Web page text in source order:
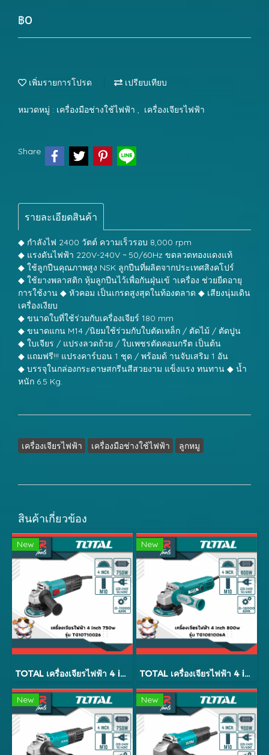
฿0
เพิ่มรายการโปรด เปรียบเทียบ
หมวดหมู่ : เครื่องมือช่างใช้ไฟฟ้า , เครื่องเจียรไฟฟ้า
Share
รายละเอียดสินค้า
◆ กำลังไฟ 2400 วัตต์ ความเร็วรอบ 8,000 rpm
◆ แรงดันไฟฟ้า 220V-240V ~ 50/60Hz ขดลวดทองแดงแท้
◆ ใช้ลูกปืนคุณภาพสูง NSK ลูกปืนที่ผลิตจากประเทศสิงคโปร์
◆ ใช้ยางพลาสติก หุ้มลูกปืนไว้เพื่อกันฝุ่นเข้ าเครื่อง ช่วยยืดอายุ
การใช้งาน ◆ หัวคอม เป็นเกรดสูงสุดในท้องตลาด ◆ เสียงนุ่มเดิน
เครื่องเงียบ
◆ ขนาดใบที่ใช้ร่วมกับเครื่องเจียร์ 180 mm
◆ ขนาดแกน M14 /นิยมใช้ร่วมกับใบตัดเหล็ก / ตัดไม้ / ตัดปูน
◆ ใบเจียร / แปรงลวดถ้วย / ใบเพชรตัดคอนกรีต เป็นต้น
◆ แถมฟรี!!! แปรงคาร์บอน 1 ชุด / พร้อมด้ านจับเสริม 1 อัน
◆ บรรจุในกล่องกระดาษสกรีนสีสวยงาม แข็งแรง ทนทาน ◆ น้ำ
หนัก 6.5 Kg.
เครื่องเจียรไฟฟ้า เครื่องมือช่างใช้ไฟฟ้า ลูกหมู
สินค้าเกี่ยวข้อง
New
TOTAL เครื่องเจียรไฟฟ้า 4 inch 750w รุ่น TG10710026
New
TOTAL เครื่องเจียรไฟฟ้า 4 inch 800w(งานหนัก) รุ่น TG1081006A
New New